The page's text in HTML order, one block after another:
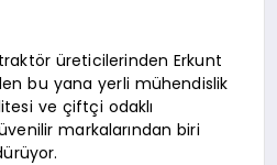
üreticilerinden Erkunt
bu yana yerli mühendislik
ve çiftçi odaklı
markalarından biri